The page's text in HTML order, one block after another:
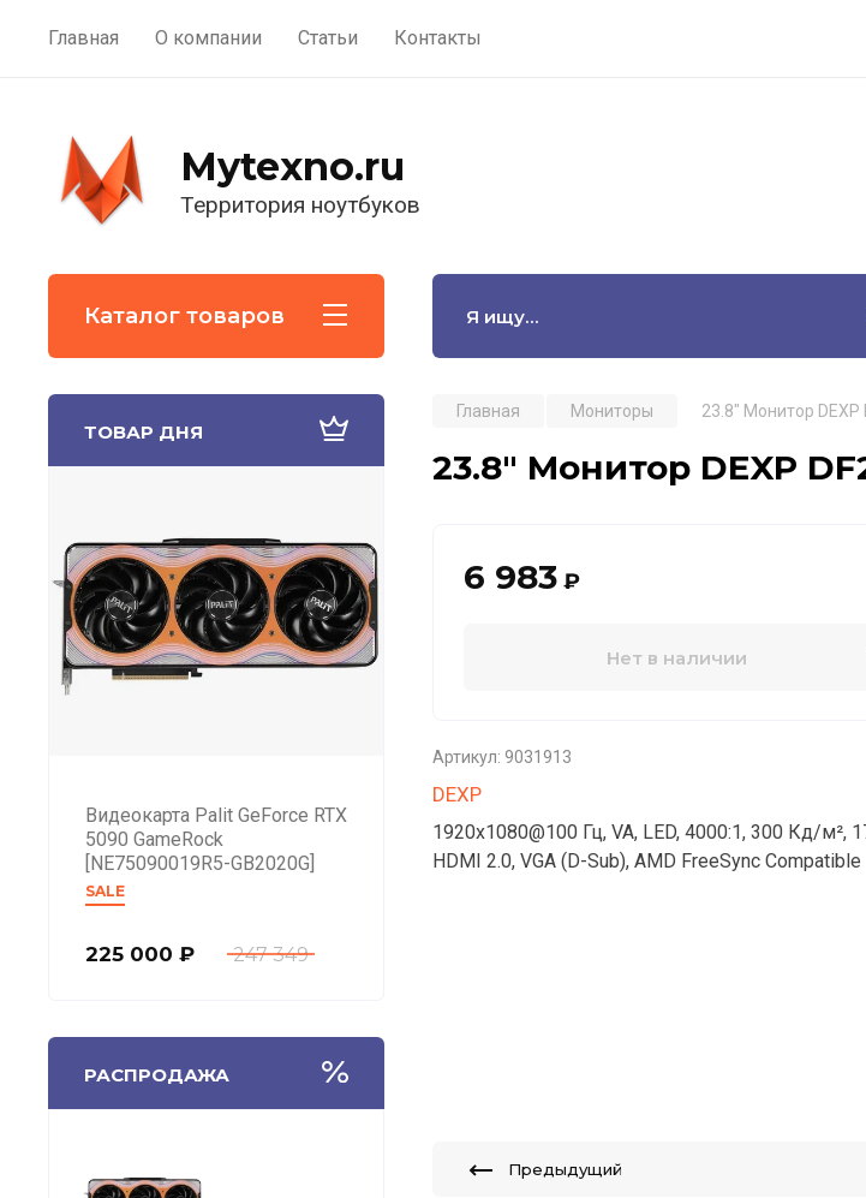
Главная О компании Статьи Контакты
Mytexno.ru
Территория ноутбуков
Каталог товаров
ТОВАР ДНЯ
Видеокарта Palit GeForce RTX
5090 GameRock
[NE75090019R5-GB2020G]
SALE
247 349
225 000 ₽
РАСПРОДАЖА
Главная Мониторы 23.8" Монитор DEXP
23.8" Монитор DEXP
6 983 ₽
Нет в наличии
Артикул: 9031913
DEXP
1920x1080@100 Гц, VA, LED, 4000:1, 300 Кд/м²,
HDMI 2.0, VGA (D-Sub), AMD FreeSync Compatible
Предыдущий